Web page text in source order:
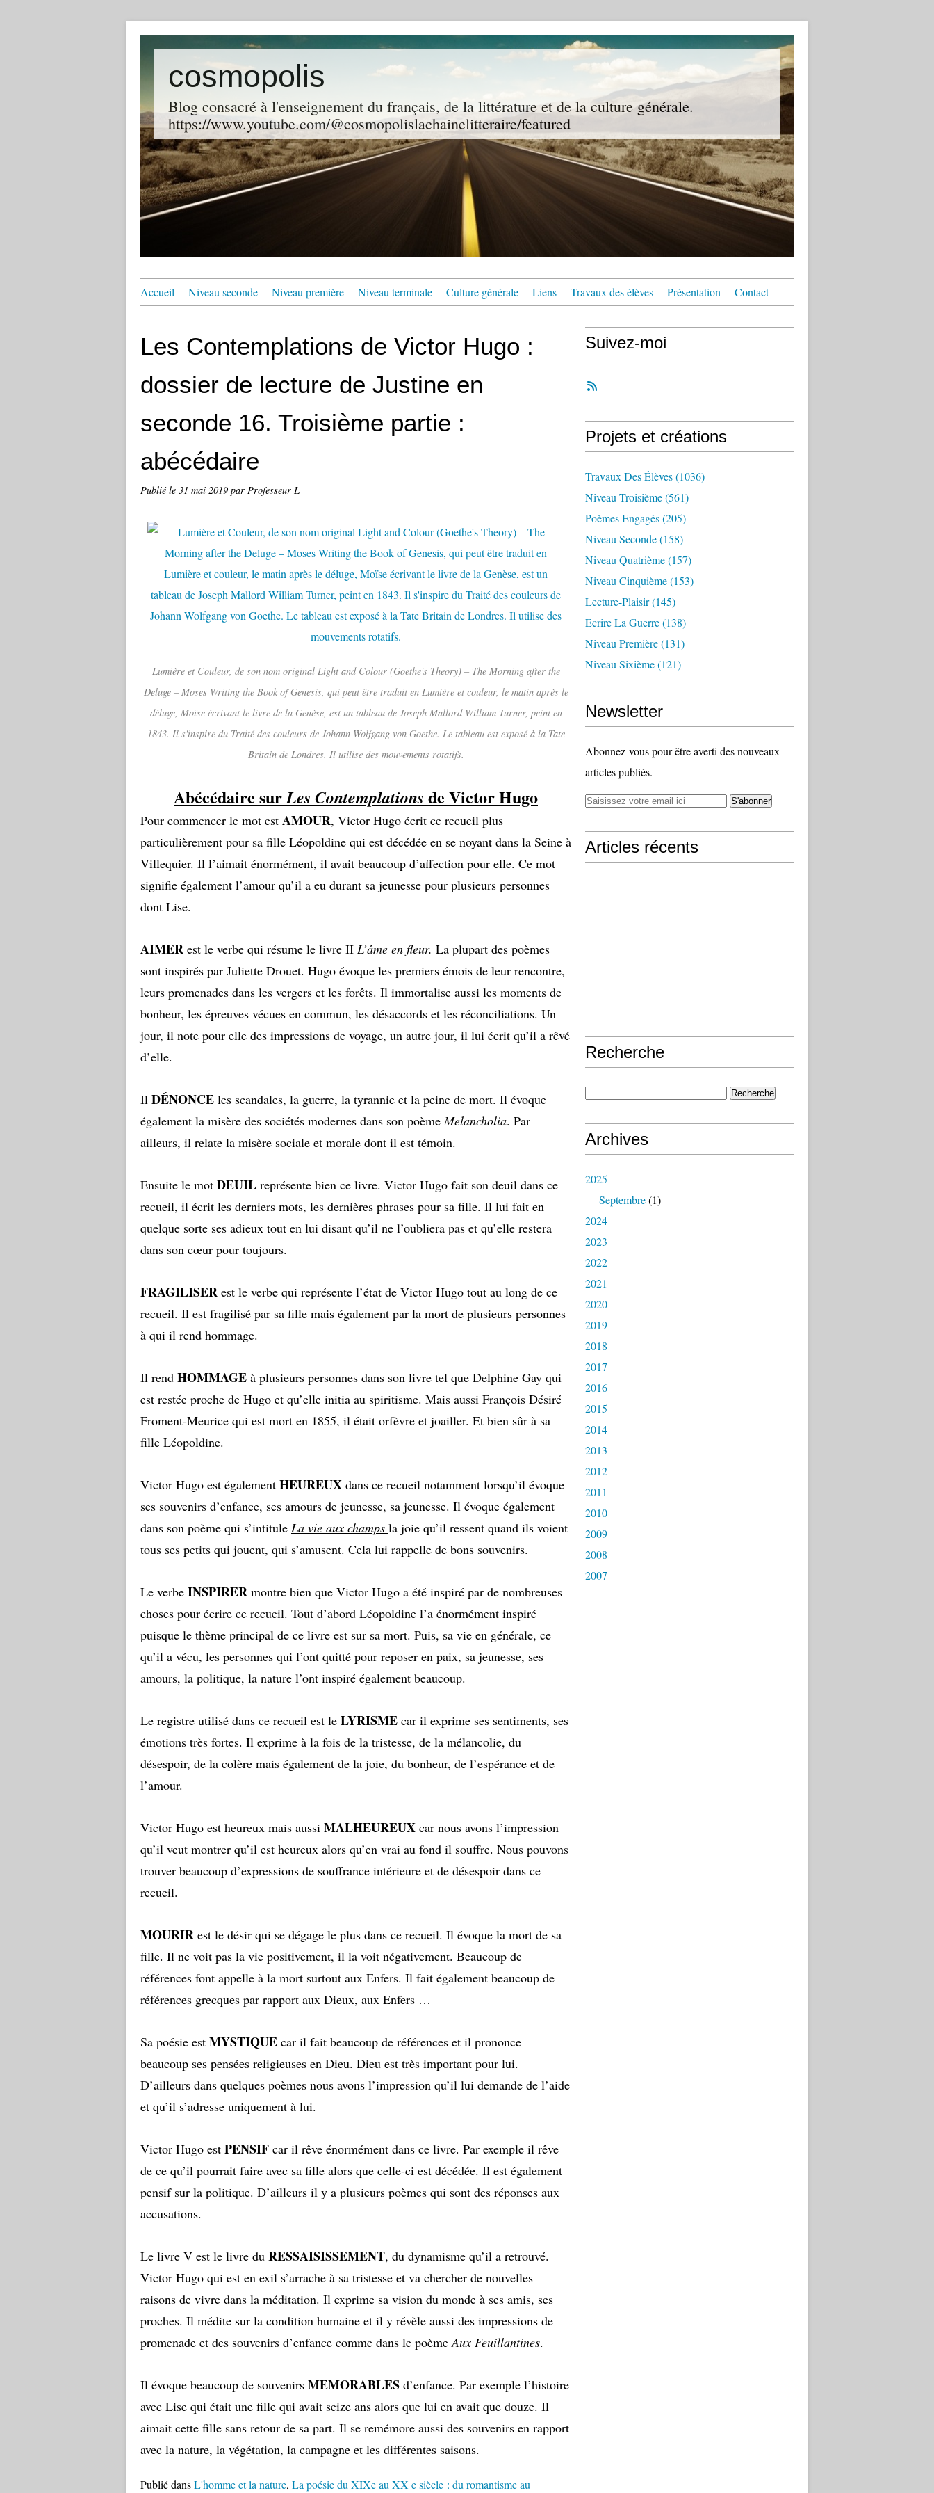
cosmopolis
Blog consacré à l'enseignement du français, de la littérature et de la culture générale.
https://www.youtube.com/@cosmopolislachainelitteraire/featured
Accueil Niveau seconde Niveau première Niveau terminale Culture générale Liens Travaux des élèves Présentation Contact
Les Contemplations de Victor Hugo :
dossier de lecture de Justine en
seconde 16. Troisième partie :
abécédaire
Publié le 31 mai 2019 par Professeur L
Lumière et Couleur, de son nom original Light and Colour (Goethe's Theory) – The Morning after the
Deluge – Moses Writing the Book of Genesis, qui peut être traduit en Lumière et couleur, le matin après le
déluge, Moïse écrivant le livre de la Genèse, est un tableau de Joseph Mallord William Turner, peint en
1843. Il s'inspire du Traité des couleurs de Johann Wolfgang von Goethe. Le tableau est exposé à la Tate
Britain de Londres. Il utilise des mouvements rotatifs.
Abécédaire surLes Contemplations de Victor Hugo
Pour commencer le mot est AMOUR, Victor Hugo écrit ce recueil plus
particulièrement pour sa fille Léopoldine qui est décédée en se noyant dans la Seine à
Villequier. Il l’aimait énormément, il avait beaucoup d’affection pour elle. Ce mot
signifie également l’amour qu’il a eu durant sa jeunesse pour plusieurs personnes
dont Lise.
AIMER est le verbe qui résume le livre II L’âme en fleur. La plupart des poèmes
sont inspirés par Juliette Drouet. Hugo évoque les premiers émois de leur rencontre,
leurs promenades dans les vergers et les forêts. Il immortalise aussi les moments de
bonheur, les épreuves vécues en commun, les désaccords et les réconciliations. Un
jour, il note pour elle des impressions de voyage, un autre jour, il lui écrit qu’il a rêvé
d’elle.
Il DÉNONCE les scandales, la guerre, la tyrannie et la peine de mort. Il évoque
également la misère des sociétés modernes dans son poèmeMelancholia. Par
ailleurs, il relate la misère sociale et morale dont il est témoin.
Ensuite le mot DEUIL représente bien ce livre. Victor Hugo fait son deuil dans ce
recueil, il écrit les derniers mots, les dernières phrases pour sa fille. Il lui fait en
quelque sorte ses adieux tout en lui disant qu’il ne l’oubliera pas et qu’elle restera
dans son cœur pour toujours.
FRAGILISER est le verbe qui représente l’état de Victor Hugo tout au long de ce
recueil. Il est fragilisé par sa fille mais également par la mort de plusieurs personnes
à qui il rend hommage.
Il rend HOMMAGE à plusieurs personnes dans son livre tel que Delphine Gay qui
est restée proche de Hugo et qu’elle initia au spiritisme. Mais aussi François Désiré
Froment-Meurice qui est mort en 1855, il était orfèvre et joailler. Et bien sûr à sa
fille Léopoldine.
Victor Hugo est également HEUREUX dans ce recueil notamment lorsqu’il évoque
ses souvenirs d’enfance, ses amours de jeunesse, sa jeunesse. Il évoque également
dans son poème qui s’intitule La vie aux champs la joie qu’il ressent quand ils voient
tous ses petits qui jouent, qui s’amusent. Cela lui rappelle de bons souvenirs.
Le verbe INSPIRER montre bien que Victor Hugo a été inspiré par de nombreuses
choses pour écrire ce recueil. Tout d’abord Léopoldine l’a énormément inspiré
puisque le thème principal de ce livre est sur sa mort. Puis, sa vie en générale, ce
qu’il a vécu, les personnes qui l’ont quitté pour reposer en paix, sa jeunesse, ses
amours, la politique, la nature l’ont inspiré également beaucoup.
Le registre utilisé dans ce recueil est le LYRISME car il exprime ses sentiments, ses
émotions très fortes. Il exprime à la fois de la tristesse, de la mélancolie, du
désespoir, de la colère mais également de la joie, du bonheur, de l’espérance et de
l’amour.
Victor Hugo est heureux mais aussi MALHEUREUX car nous avons l’impression
qu’il veut montrer qu’il est heureux alors qu’en vrai au fond il souffre. Nous pouvons
trouver beaucoup d’expressions de souffrance intérieure et de désespoir dans ce
recueil.
MOURIR est le désir qui se dégage le plus dans ce recueil. Il évoque la mort de sa
fille. Il ne voit pas la vie positivement, il la voit négativement. Beaucoup de
références font appelle à la mort surtout aux Enfers. Il fait également beaucoup de
références grecques par rapport aux Dieux, aux Enfers …
Sa poésie est MYSTIQUE car il fait beaucoup de références et il prononce
beaucoup ses pensées religieuses en Dieu. Dieu est très important pour lui.
D’ailleurs dans quelques poèmes nous avons l’impression qu’il lui demande de l’aide
et qu’il s’adresse uniquement à lui.
Victor Hugo est PENSIF car il rêve énormément dans ce livre. Par exemple il rêve
de ce qu’il pourrait faire avec sa fille alors que celle-ci est décédée. Il est également
pensif sur la politique. D’ailleurs il y a plusieurs poèmes qui sont des réponses aux
accusations.
Le livre V est le livre du RESSAISISSEMENT, du dynamisme qu’il a retrouvé.
Victor Hugo qui est en exil s’arrache à sa tristesse et va chercher de nouvelles
raisons de vivre dans la méditation. Il exprime sa vision du monde à ses amis, ses
proches. Il médite sur la condition humaine et il y révèle aussi des impressions de
promenade et des souvenirs d’enfance comme dans le poèmeAux Feuillantines.
Il évoque beaucoup de souvenirs MEMORABLES d’enfance. Par exemple l’histoire
avec Lise qui était une fille qui avait seize ans alors que lui en avait que douze. Il
aimait cette fille sans retour de sa part. Il se remémore aussi des souvenirs en rapport
avec la nature, la végétation, la campagne et les différentes saisons.
Publié dansL'homme et la nature, La poésie du XIXe au XX e siècle : du romantisme au
Suivez-moi
Projets et créations
Travaux Des Élèves(1036)
Niveau Troisième(561)
Poèmes Engagés(205)
Niveau Seconde(158)
Niveau Quatrième(157)
Niveau Cinquième(153)
Lecture-Plaisir(145)
Ecrire La Guerre(138)
Niveau Première(131)
Niveau Sixième(121)
Newsletter
Abonnez-vous pour être averti des nouveaux
articles publiés.
Articles récents
Recherche
Archives
2025
Septembre(1)
2024
2023
2022
2021
2020
2019
2018
2017
2016
2015
2014
2013
2012
2011
2010
2009
2008
2007